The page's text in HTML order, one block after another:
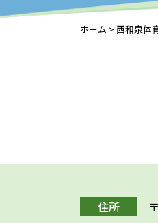
ホーム > 西和泉体
住所